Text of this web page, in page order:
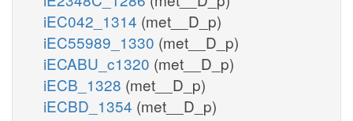
iEC042_1314 (met__D_p)
iEC55989_1330 (met__D_p)
iECABU_c1320 (met__D_p)
iECB_1328 (met__D_p)
iECBD_1354 (met__D_p)